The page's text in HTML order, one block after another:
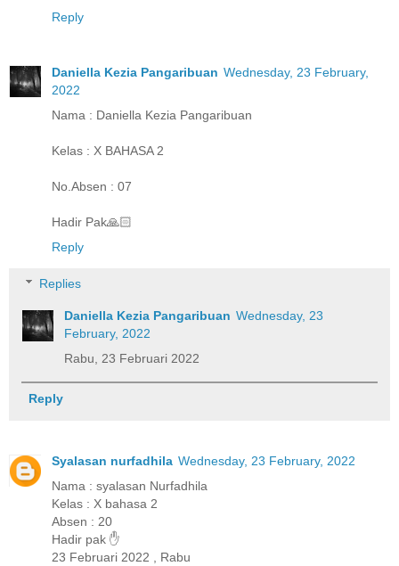
Reply
Daniella Kezia Pangaribuan Wednesday, 23 February,
2022
Nama : Daniella Kezia Pangaribuan
Kelas : X BAHASA 2
No.Absen : 07
Hadir Pak🙏🏻
Reply
Replies
Daniella Kezia Pangaribuan Wednesday, 23
February, 2022
Rabu, 23 Februari 2022
Reply
Syalasan nurfadhila Wednesday, 23 February, 2022
Nama : syalasan Nurfadhila
Kelas : X bahasa 2
Absen : 20
Hadir pak ✋
23 Februari 2022 , Rabu